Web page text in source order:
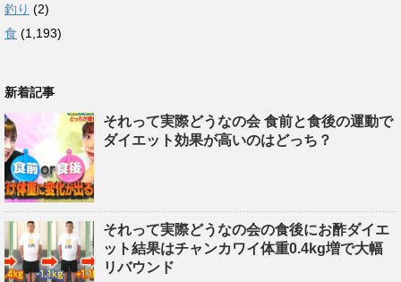
釣り (2)
食 (1,193)
新着記事
それって実際どうなの会 食前と食後の運動で
ダイエット効果が高いのはどっち？
それって実際どうなの会の食後にお酢ダイエ
ット結果はチャンカワイ体重0.4kg増で大幅
リバウンド